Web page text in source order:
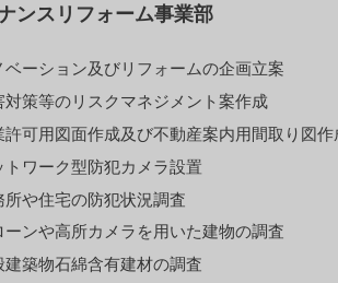
ンスリフォーム事業部
ベーション及びリフォームの企画立案
対策等のリスクマネジメント案作成
許可用図面作成及び不動産案内用間取り図作
トワーク型防犯カメラ設置
所や住宅の防犯状況調査
ーンや高所カメラを用いた建物の調査
建築物石綿含有建材の調査